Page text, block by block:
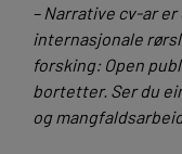
–Narrative cv-ar er
internasjonale
forsking: Open
bortetter. Ser du
og